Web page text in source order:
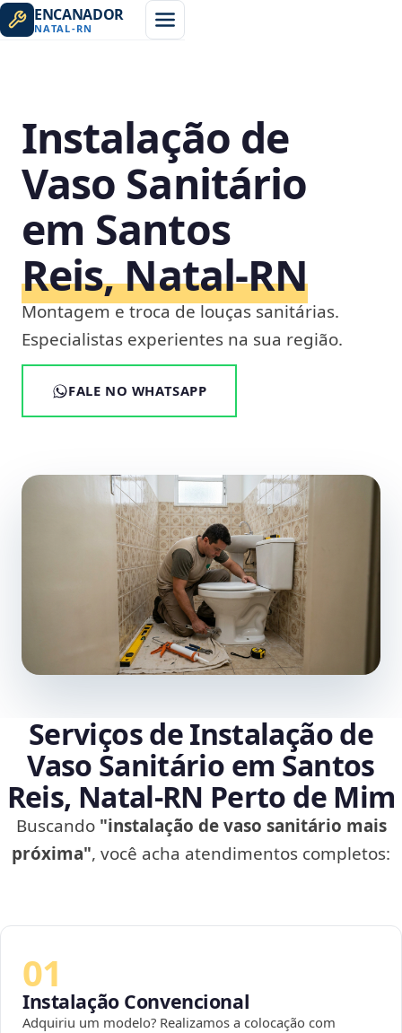
ENCANADOR
NATAL-RN
Instalação de
Vaso Sanitário
em Santos
Reis, Natal‑RN
Montagem e troca de louças sanitárias.
Especialistas experientes na sua região.
FALE NO WHATSAPP
Serviços de Instalação de
Vaso Sanitário em Santos
Reis, Natal‑RN Perto de Mim
Buscando "instalação de vaso sanitário mais
próxima", você acha atendimentos completos:
01
Instalação Convencional
Adquiriu um modelo? Realizamos a colocação com